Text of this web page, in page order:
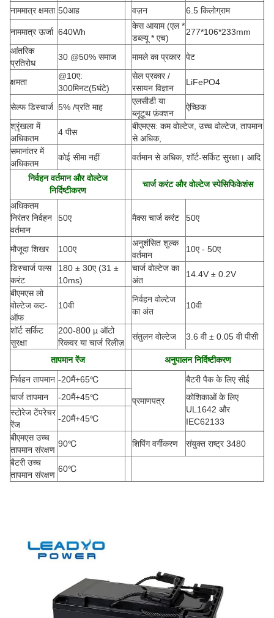
नाममात्र क्षमता 50आह वज़न 6.5 किलोग्राम
नाममात्र ऊर्जा 640Wh
केस आयाम (एल *
डब्ल्यू * एच)
277*106*233mm
आंतरिक
प्रतिरोध
30 @50% समाज मामले का प्रकार पेट
क्षमता
@10ए:
300मिनट(5घंटे)
सेल प्रकार /
रसायन विज्ञान
LiFePO4
सेल्फ डिस्चार्ज 5% /प्रति माह
एलसीडी या
ब्लूटूथ फ़ंक्शन
ऐच्छिक
श्रृंखला में
अधिकतम
4 पीस
बीएमएस: कम वोल्टेज, उच्च वोल्टेज, तापमान
से अधिक,
समानांतर में
अधिकतम
कोई सीमा नहीं वर्तमान से अधिक, शॉर्ट-सर्किट सुरक्षा। आदि
निर्वहन वर्तमान और वोल्टेज
निर्दिष्टीकरण
चार्ज करंट और वोल्टेज स्पेसिफिकेशंस
अधिकतम
निरंतर निर्वहन
वर्तमान
50ए मैक्स चार्ज करंट 50ए
मौजूदा शिखर 100ए
अनुशंसित शुल्क
वर्तमान
10ए - 50ए
डिस्चार्ज पल्स
करंट
180 ± 30ए (31 ±
10ms)
चार्ज वोल्टेज का
अंत
14.4V ± 0.2V
बीएमएस लो
वोल्टेज कट-
ऑफ
10वी
निर्वहन वोल्टेज
का अंत
10वी
शॉर्ट सर्किट
सुरक्षा
200-800 µ ऑटो
रिकवर या चार्ज रिलीज़
संतुलन वोल्टेज 3.6 वी ± 0.05 वी पीसी
तापमान रेंज
अनुपालन निर्दिष्टीकरण
निर्वहन तापमान -20मैं+65℃
प्रमाणपत्र
बैटरी पैक के लिए सीई
चार्ज तापमान
-20मैं+45℃
कोशिकाओं के लिए
UL1642 और
IEC62133
स्टोरेज टेंपरेचर
रेंज
-20मैं+45℃
बीएमएस उच्च
तापमान संरक्षण
90℃ शिपिंग वर्गीकरण
संयुक्त राष्ट्र 3480
बैटरी उच्च
तापमान संरक्षण
60℃